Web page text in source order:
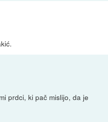
prdci, ki pač mislijo, da je